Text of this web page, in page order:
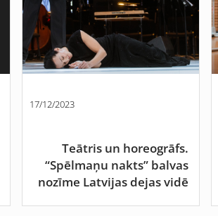
17/12/2023
Teātris un horeogrāfs.
“Spēlmaņu nakts” balvas
nozīme Latvijas dejas vidē